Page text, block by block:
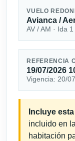
VUELO
Avianca /
AV / AM · Ida
REFERENCIA
19/07/2026
Vigencia: 20/
Incluye
incluido en
habitación